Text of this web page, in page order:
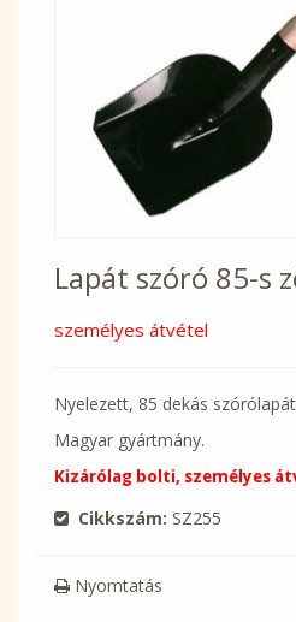
Lapát szóró 85-s
személyes átvétel
Nyelezett, 85 dekás
Magyar gyártmány.
Kizárólag bolti, személyes
Cikkszám: SZ255
Nyomtatás